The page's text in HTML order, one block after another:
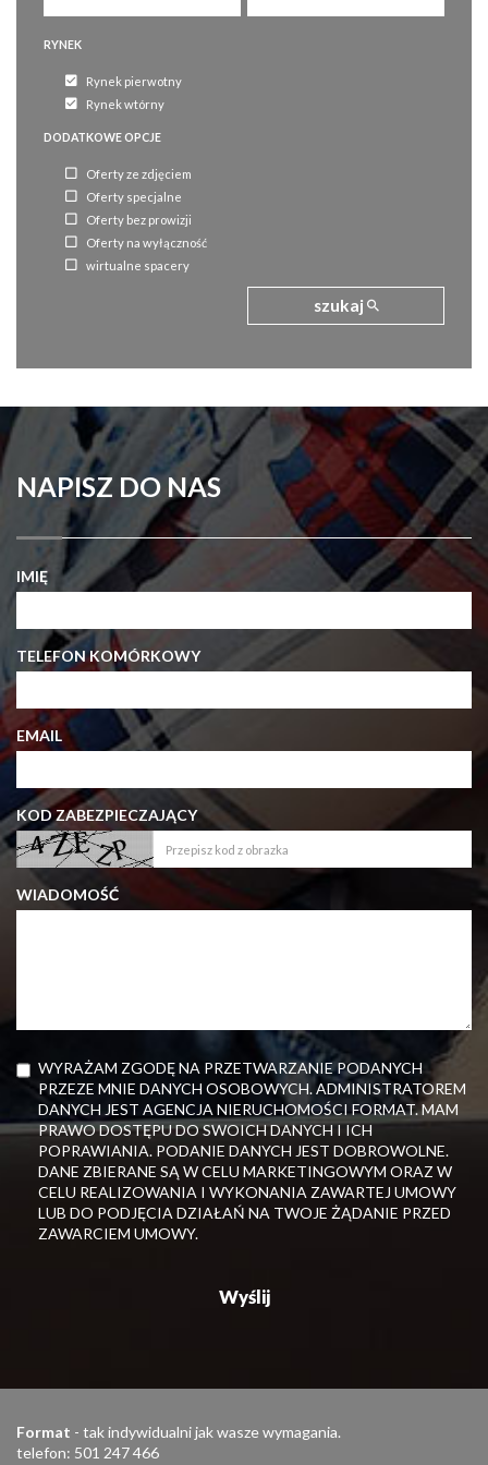
RYNEK
Rynek pierwotny
Rynek wtórny
DODATKOWE OPCJE
Oferty ze zdjęciem
Oferty specjalne
Oferty bez prowizji
Oferty na wyłączność
wirtualne spacery
szukaj
NAPISZ DO NAS
IMIĘ
TELEFON KOMÓRKOWY
EMAIL
KOD ZABEZPIECZAJĄCY
WIADOMOŚĆ
WYRAŻAM ZGODĘ NA PRZETWARZANIE PODANYCH
PRZEZE MNIE DANYCH OSOBOWYCH. ADMINISTRATOREM
DANYCH JEST AGENCJA NIERUCHOMOŚCI FORMAT. MAM
PRAWO DOSTĘPU DO SWOICH DANYCH I ICH
POPRAWIANIA. PODANIE DANYCH JEST DOBROWOLNE.
DANE ZBIERANE SĄ W CELU MARKETINGOWYM ORAZ W
CELU REALIZOWANIA I WYKONANIA ZAWARTEJ UMOWY
LUB DO PODJĘCIA DZIAŁAŃ NA TWOJE ŻĄDANIE PRZED
ZAWARCIEM UMOWY.
Format - tak indywidualni jak wasze wymagania.
telefon: 501 247 466